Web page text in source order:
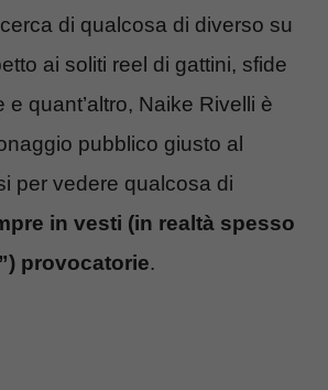
di qualcosa di diverso su
ai soliti reel di gattini, sfide
e quant’altro, Naike Rivelli è
pubblico giusto al
per vedere qualcosa di
in vesti (in realtà spesso
provocatorie.